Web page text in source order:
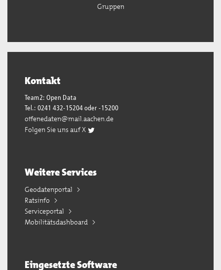
Gruppen
Kontakt
Team2: Open Data
Tel.: 0241 432-15204 oder -15200
offenedaten@mail.aachen.de
Folgen Sie uns auf X
Weitere Services
Geodatenportal
Ratsinfo
Serviceportal
Mobilitätsdashboard
Eingesetzte Software